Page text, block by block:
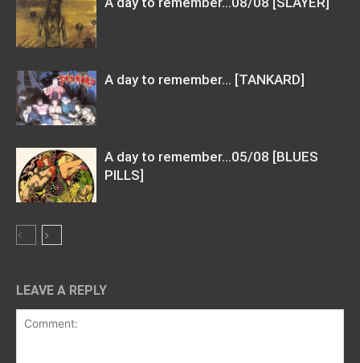
A day to remember… [TANKARD]
A day to remember…05/08 [BLUES
PILLS]
LEAVE A REPLY